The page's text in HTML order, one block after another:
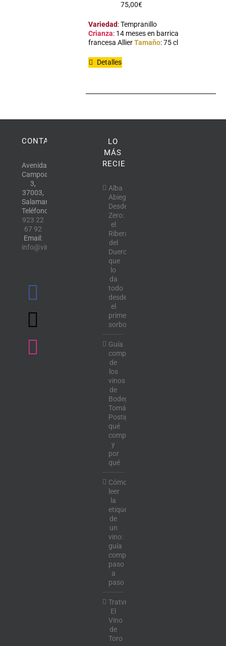
75,00€
Variedad: Tempranillo
Crianza: 14 meses en barrica
francesa AllierTamaño: 75 cl
Detalles
CONTACTO
Avenida
Campoamor,
3,
37003,
Salamanca.
Teléfono:
923 22
67 92
Email:
info@vinotecalavendimia.es
LO
MÁS
RECIENTE
Alba
Abiega
Desde
Zero:
el
Ribera
del
Duero
que
lo
da
todo
desde
el
primer
sorbo
Guía
completa
de
los
vinos
de
Bodega
Tomás
Postigo:
qué
comprar
y
por
qué
Cómo
leer
la
etiqueta
de
un
vino:
guía
completa
paso
a
paso
Tratvm:
El
Vino
de
Toro